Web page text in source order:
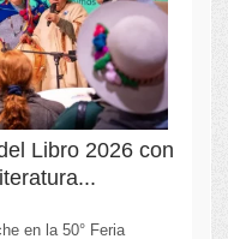
Libro 2026 con
en la 50° Feria